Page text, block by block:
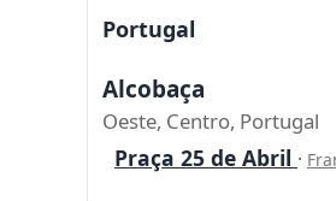
Portugal
Alcobaça
Oeste, Centro, Portugal
Praça 25 de Abril ·